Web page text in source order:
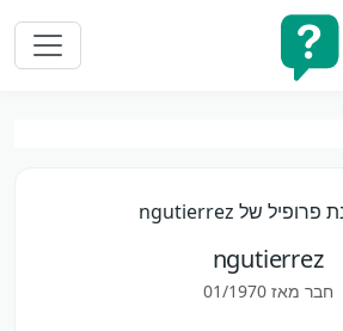
ngutierrez
חבר מאז 01/1970